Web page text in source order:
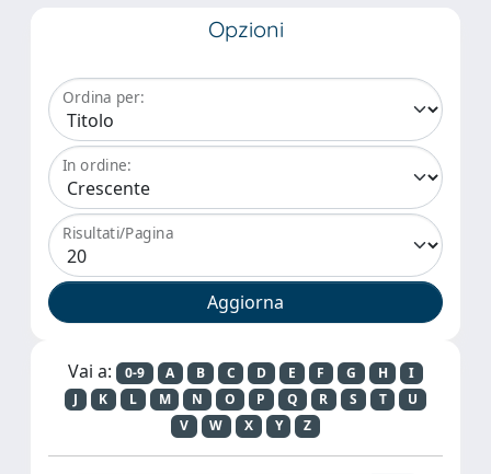
Opzioni
Ordina per:
In ordine:
Risultati/Pagina
Vai a: 0-9 A B C D E F G H
I
J
K L M N O P Q R S T
U
V
W X Y Z